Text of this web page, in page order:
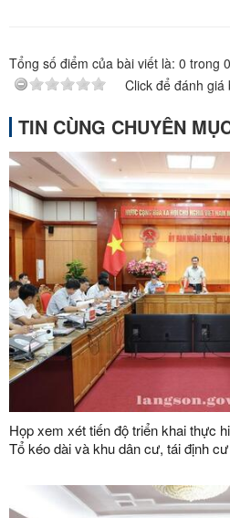
Tổng số điểm của bài viết là: 0 trong 0
Click để đánh giá
TIN CÙNG CHUYÊN
Họp xem xét tiến độ triển khai thực
Tổ kéo dài và khu dân cư, tái định